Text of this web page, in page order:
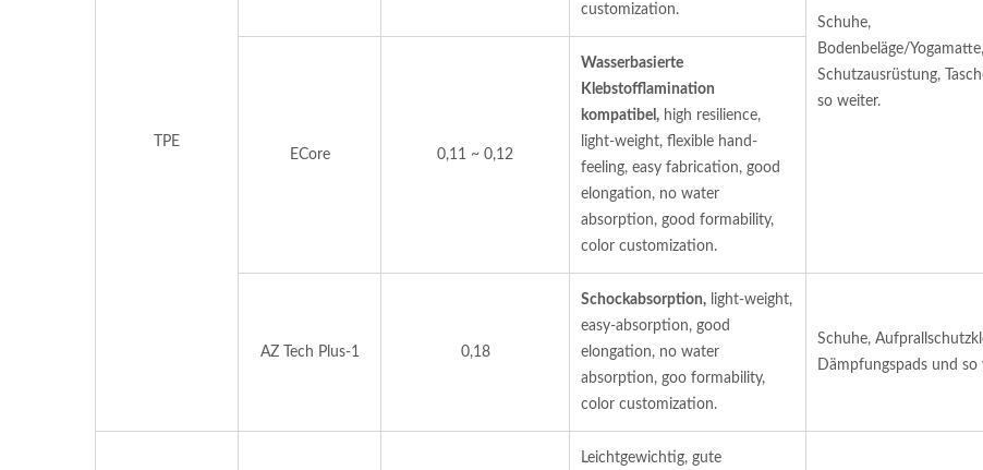
TPE
customization.
Schuhe,
Bodenbeläge/Yogamatte,
Schutzausrüstung,
so weiter.
ECore 0,11 ~ 0,12
Wasserbasierte
Klebstofflamination
kompatibel, high resilience,
light-weight, flexible hand-
feeling, easy fabrication, good
elongation, no water
absorption, good formability,
color customization.
AZ Tech Plus-1 0,18
Schockabsorption, light-weight,
easy-absorption, good
elongation, no water
absorption, goo formability,
color customization.
Schuhe,
Dämpfungspads und so
Leichtgewichtig, gute